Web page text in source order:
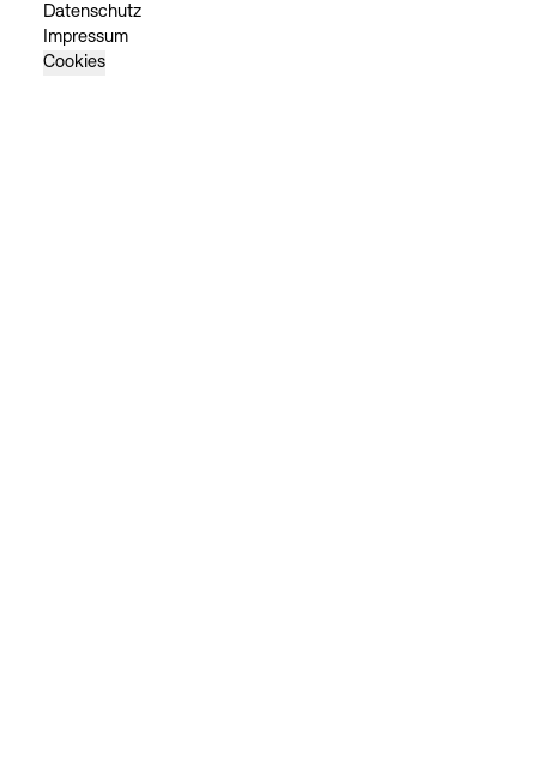
Datenschutz
Impressum
Cookies